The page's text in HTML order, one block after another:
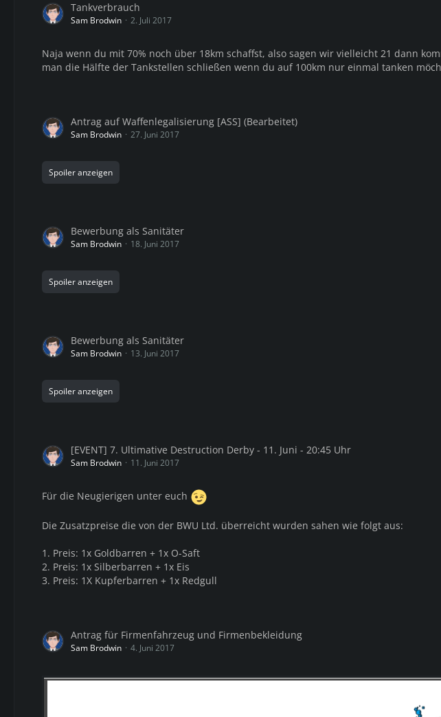
Tankverbrauch
Sam Brodwin 2. Juli 2017
Naja wenn du mit 70% noch über 18km schaffst, also sagen wir vielleicht 21 dann
man die Hälfte der Tankstellen schließen wenn du auf 100km nur einmal tanken
Antrag auf Waffenlegalisierung [ASS] (Bearbeitet)
Sam Brodwin 27. Juni 2017
Spoiler anzeigen
Bewerbung als Sanitäter
Sam Brodwin 18. Juni 2017
Spoiler anzeigen
Bewerbung als Sanitäter
Sam Brodwin 13. Juni 2017
Spoiler anzeigen
[EVENT] 7. Ultimative Destruction Derby - 11. Juni - 20:45 Uhr
Sam Brodwin 11. Juni 2017
Für die Neugierigen unter euch
Die Zusatzpreise die von der BWU Ltd. überreicht wurden sahen wie folgt aus:
1. Preis: 1x Goldbarren + 1x O-Saft
2. Preis: 1x Silberbarren + 1x Eis
3. Preis: 1X Kupferbarren + 1x Redgull
Antrag für Firmenfahrzeug und Firmenbekleidung
Sam Brodwin 4. Juni 2017